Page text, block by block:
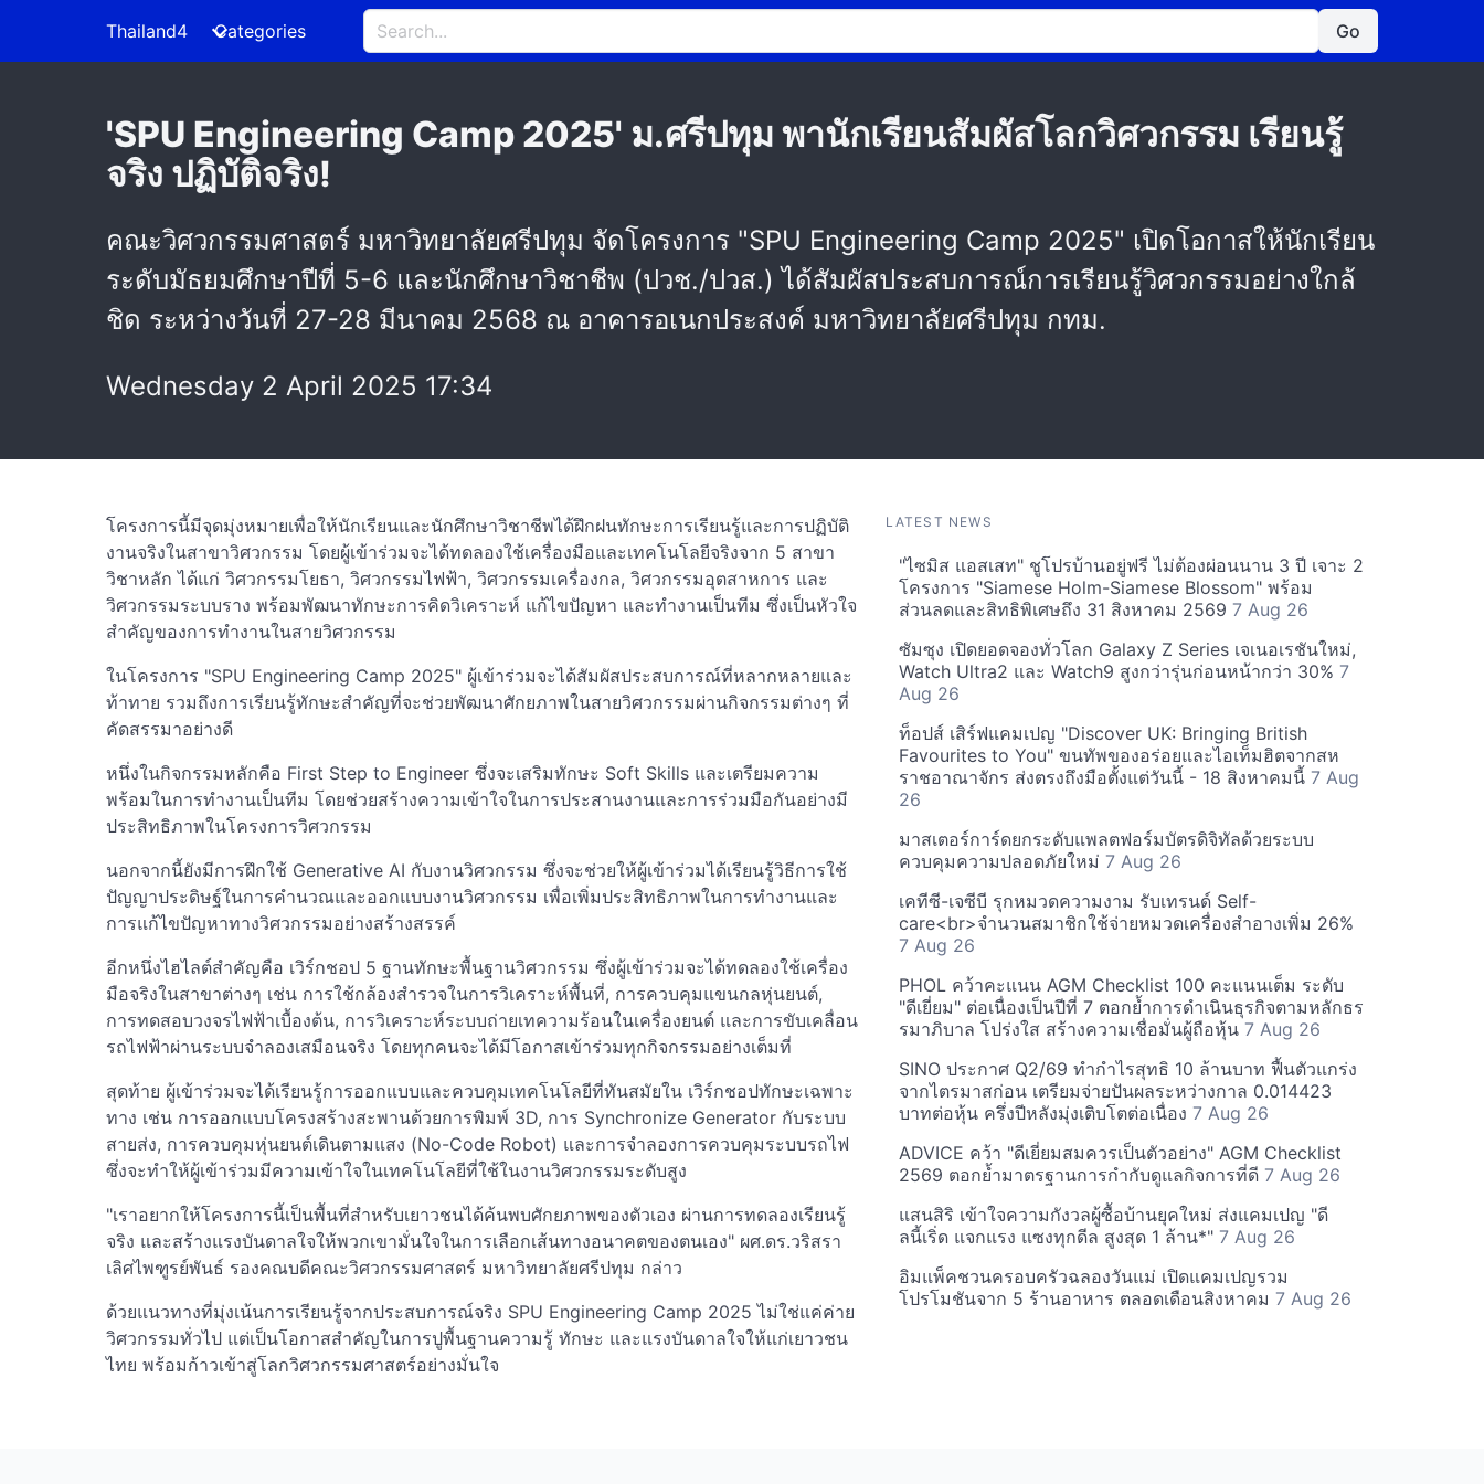
Thailand4 Categories Go
'SPU Engineering Camp 2025' ม.ศรีปทุม พานักเรียนสัมผัสโลกวิศวกรรม เรียนรู้
จริง ปฏิบัติจริง!
คณะวิศวกรรมศาสตร์ มหาวิทยาลัยศรีปทุม จัดโครงการ "SPU Engineering Camp 2025" เปิดโอกาสให้นักเรียน
ระดับมัธยมศึกษาปีที่ 5-6 และนักศึกษาวิชาชีพ (ปวช./ปวส.) ได้สัมผัสประสบการณ์การเรียนรู้วิศวกรรมอย่างใกล้
ชิด ระหว่างวันที่ 27-28 มีนาคม 2568 ณ อาคารอเนกประสงค์ มหาวิทยาลัยศรีปทุม กทม.
Wednesday 2 April 2025 17:34
โครงการนี้มีจุดมุ่งหมายเพื่อให้นักเรียนและนักศึกษาวิชาชีพได้ฝึกฝนทักษะการเรียนรู้และการปฏิบัติ
งานจริงในสาขาวิศวกรรม โดยผู้เข้าร่วมจะได้ทดลองใช้เครื่องมือและเทคโนโลยีจริงจาก 5 สาขา
วิชาหลัก ได้แก่ วิศวกรรมโยธา, วิศวกรรมไฟฟ้า, วิศวกรรมเครื่องกล, วิศวกรรมอุตสาหการ และ
วิศวกรรมระบบราง พร้อมพัฒนาทักษะการคิดวิเคราะห์ แก้ไขปัญหา และทำงานเป็นทีม ซึ่งเป็นหัวใจ
สำคัญของการทำงานในสายวิศวกรรม
ในโครงการ "SPU Engineering Camp 2025" ผู้เข้าร่วมจะได้สัมผัสประสบการณ์ที่หลากหลายและ
ท้าทาย รวมถึงการเรียนรู้ทักษะสำคัญที่จะช่วยพัฒนาศักยภาพในสายวิศวกรรมผ่านกิจกรรมต่างๆ ที่
คัดสรรมาอย่างดี
หนึ่งในกิจกรรมหลักคือ First Step to Engineer ซึ่งจะเสริมทักษะ Soft Skills และเตรียมความ
พร้อมในการทำงานเป็นทีม โดยช่วยสร้างความเข้าใจในการประสานงานและการร่วมมือกันอย่างมี
ประสิทธิภาพในโครงการวิศวกรรม
นอกจากนี้ยังมีการฝึกใช้ Generative AI กับงานวิศวกรรม ซึ่งจะช่วยให้ผู้เข้าร่วมได้เรียนรู้วิธีการใช้
ปัญญาประดิษฐ์ในการคำนวณและออกแบบงานวิศวกรรม เพื่อเพิ่มประสิทธิภาพในการทำงานและ
การแก้ไขปัญหาทางวิศวกรรมอย่างสร้างสรรค์
อีกหนึ่งไฮไลต์สำคัญคือ เวิร์กชอป 5 ฐานทักษะพื้นฐานวิศวกรรม ซึ่งผู้เข้าร่วมจะได้ทดลองใช้เครื่อง
มือจริงในสาขาต่างๆ เช่น การใช้กล้องสำรวจในการวิเคราะห์พื้นที่, การควบคุมแขนกลหุ่นยนต์,
การทดสอบวงจรไฟฟ้าเบื้องต้น, การวิเคราะห์ระบบถ่ายเทความร้อนในเครื่องยนต์ และการขับเคลื่อน
รถไฟฟ้าผ่านระบบจำลองเสมือนจริง โดยทุกคนจะได้มีโอกาสเข้าร่วมทุกกิจกรรมอย่างเต็มที่
สุดท้าย ผู้เข้าร่วมจะได้เรียนรู้การออกแบบและควบคุมเทคโนโลยีที่ทันสมัยใน เวิร์กชอปทักษะเฉพาะ
ทาง เช่น การออกแบบโครงสร้างสะพานด้วยการพิมพ์ 3D, การ Synchronize Generator กับระบบ
สายส่ง, การควบคุมหุ่นยนต์เดินตามแสง (No-Code Robot) และการจำลองการควบคุมระบบรถไฟ
ซึ่งจะทำให้ผู้เข้าร่วมมีความเข้าใจในเทคโนโลยีที่ใช้ในงานวิศวกรรมระดับสูง
"เราอยากให้โครงการนี้เป็นพื้นที่สำหรับเยาวชนได้ค้นพบศักยภาพของตัวเอง ผ่านการทดลองเรียนรู้
จริง และสร้างแรงบันดาลใจให้พวกเขามั่นใจในการเลือกเส้นทางอนาคตของตนเอง" ผศ.ดร.วริสรา
เลิศไพฑูรย์พันธ์ รองคณบดีคณะวิศวกรรมศาสตร์ มหาวิทยาลัยศรีปทุม กล่าว
ด้วยแนวทางที่มุ่งเน้นการเรียนรู้จากประสบการณ์จริง SPU Engineering Camp 2025 ไม่ใช่แค่ค่าย
วิศวกรรมทั่วไป แต่เป็นโอกาสสำคัญในการปูพื้นฐานความรู้ ทักษะ และแรงบันดาลใจให้แก่เยาวชน
ไทย พร้อมก้าวเข้าสู่โลกวิศวกรรมศาสตร์อย่างมั่นใจ
LATEST NEWS
"ไซมิส แอสเสท" ชูโปรบ้านอยู่ฟรี ไม่ต้องผ่อนนาน 3 ปี เจาะ 2
โครงการ "Siamese Holm-Siamese Blossom" พร้อม
ส่วนลดและสิทธิพิเศษถึง 31 สิงหาคม 2569 7 Aug 26
ซัมซุง เปิดยอดจองทั่วโลก Galaxy Z Series เจเนอเรชันใหม่,
Watch Ultra2 และ Watch9 สูงกว่ารุ่นก่อนหน้ากว่า 30% 7
Aug 26
ท็อปส์ เสิร์ฟแคมเปญ "Discover UK: Bringing British
Favourites to You" ขนทัพของอร่อยและไอเท็มฮิตจากสห
ราชอาณาจักร ส่งตรงถึงมือตั้งแต่วันนี้ - 18 สิงหาคมนี้ 7 Aug
26
มาสเตอร์การ์ดยกระดับแพลตฟอร์มบัตรดิจิทัลด้วยระบบ
ควบคุมความปลอดภัยใหม่ 7 Aug 26
เคทีซี-เจซีบี รุกหมวดความงาม รับเทรนด์ Self-
care<br>จำนวนสมาชิกใช้จ่ายหมวดเครื่องสำอางเพิ่ม 26%
7 Aug 26
PHOL คว้าคะแนน AGM Checklist 100 คะแนนเต็ม ระดับ
"ดีเยี่ยม" ต่อเนื่องเป็นปีที่ 7 ตอกย้ำการดำเนินธุรกิจตามหลักธร
รมาภิบาล โปร่งใส สร้างความเชื่อมั่นผู้ถือหุ้น 7 Aug 26
SINO ประกาศ Q2/69 ทำกำไรสุทธิ 10 ล้านบาท ฟื้นตัวแกร่ง
จากไตรมาสก่อน เตรียมจ่ายปันผลระหว่างกาล 0.014423
บาทต่อหุ้น ครึ่งปีหลังมุ่งเติบโตต่อเนื่อง 7 Aug 26
ADVICE คว้า "ดีเยี่ยมสมควรเป็นตัวอย่าง" AGM Checklist
2569 ตอกย้ำมาตรฐานการกำกับดูแลกิจการที่ดี 7 Aug 26
แสนสิริ เข้าใจความกังวลผู้ซื้อบ้านยุคใหม่ ส่งแคมเปญ "ดี
ลนี้เริ่ด แจกแรง แซงทุกดีล สูงสุด 1 ล้าน*" 7 Aug 26
อิมแพ็คชวนครอบครัวฉลองวันแม่ เปิดแคมเปญรวม
โปรโมชันจาก 5 ร้านอาหาร ตลอดเดือนสิงหาคม 7 Aug 26